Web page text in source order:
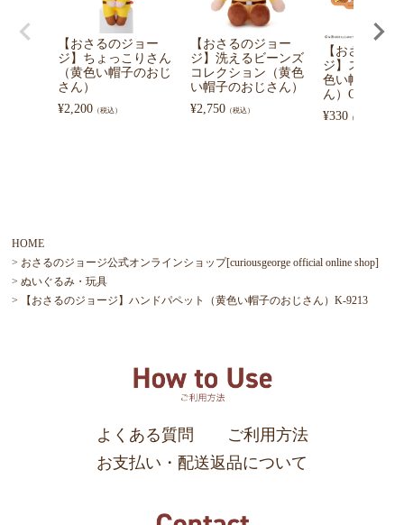
【おさるのジョー
ジ】ちょっこりさん
（黄色い帽子のおじ
さん）
¥2,200 （税込）
【おさるのジョー
ジ】洗えるビーンズ
コレクション（黄色
い帽子のおじさん）
¥2,750 （税込）
【おさるのジ
ジ】ステッカ
色い帽子のお
ん）CG-SE022
¥330 （税込）
HOME
おさるのジョージ公式オンラインショップ[curiousgeorge official online shop]
ぬいぐるみ・玩具
【おさるのジョージ】ハンドパペット（黄色い帽子のおじさん）K-9213
よくある質問
ご利用方法
お支払い・配送返品について